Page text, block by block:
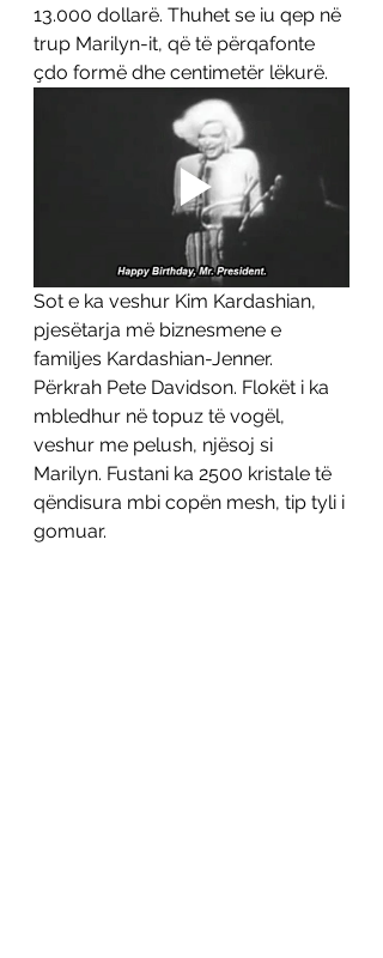
13.000 dollarë. Thuhet se iu qep në
trup Marilyn-it, që të përqafonte
çdo formë dhe centimetër lëkurë.
Sot e ka veshur Kim Kardashian,
pjesëtarja më biznesmene e
familjes Kardashian-Jenner.
Përkrah Pete Davidson. Flokët i ka
mbledhur në topuz të vogël,
veshur me pelush, njësoj si
Marilyn. Fustani ka 2500 kristale të
qëndisura mbi copën mesh, tip tyli i
gomuar.